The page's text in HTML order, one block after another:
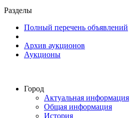
Разделы
Полный перечень объявлений
Архив аукционов
Аукционы
Город
Актуальная информация
Общая информация
История